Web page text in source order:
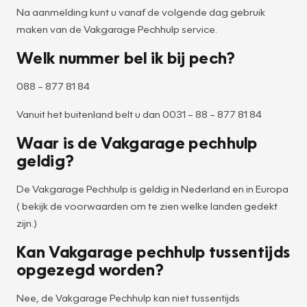
Na aanmelding kunt u vanaf de volgende dag gebruik
maken van de Vakgarage Pechhulp service.
Welk nummer bel ik bij pech?
088 – 877 81 84
Vanuit het buitenland belt u dan 0031 – 88 – 877 81 84
Waar is de Vakgarage pechhulp
geldig?
De Vakgarage Pechhulp is geldig in Nederland en in Europa
( bekijk de voorwaarden om te zien welke landen gedekt
zijn.)
Kan Vakgarage pechhulp tussentijds
opgezegd worden?
Nee, de Vakgarage Pechhulp kan niet tussentijds